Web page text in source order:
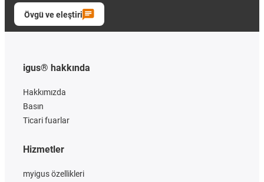
Övgü ve eleştiri
igus® hakkında
Hakkımızda
Basın
Ticari fuarlar
Hizmetler
myigus özellikleri